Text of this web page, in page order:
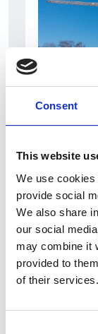
Consent
This website
We use
provide social
We also share
our social
may combine it
provided to
of their services.
Nel primo